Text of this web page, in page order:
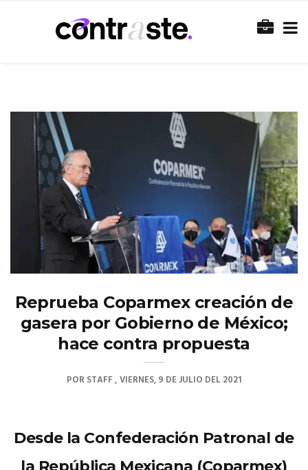
Reprueba Coparmex creación de
gasera por Gobierno de México;
hace contra propuesta
PORSTAFF VIERNES, 9 DE JULIO DEL 2021
Desde la Confederación Patronal de